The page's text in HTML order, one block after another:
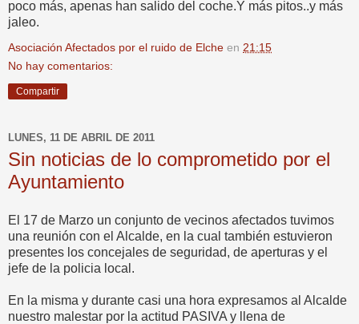
poco más, apenas han salido del coche.Y más pitos..y más
jaleo.
Asociación Afectados por el ruido de Elche en 21:15
No hay comentarios:
Compartir
LUNES, 11 DE ABRIL DE 2011
Sin noticias de lo comprometido por el
Ayuntamiento
El 17 de Marzo un conjunto de vecinos afectados tuvimos
una reunión con el Alcalde, en la cual también estuvieron
presentes los concejales de seguridad, de aperturas y el
jefe de la policia local.
En la misma y durante casi una hora expresamos al Alcalde
nuestro malestar por la actitud PASIVA y llena de